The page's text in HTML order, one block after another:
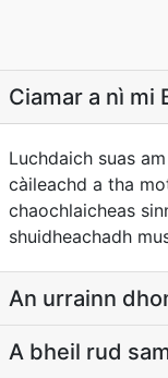
Ciamar a nì mi
Luchdaich suas
càileachd a tha
chaochlaicheas
shuidheachadh
An urrainn
A bheil rud